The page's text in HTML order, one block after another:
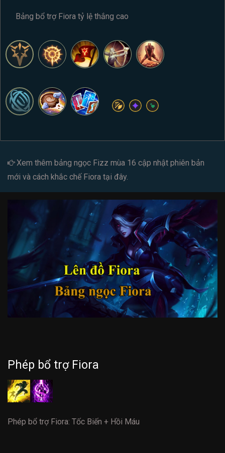
Bảng bổ trợ Fiora tỷ lệ thắng cao
Xem thêm bảng ngọc Fizz mùa 16 cập nhật phiên bản
mới và cách khắc chế Fiora tại đây.
Phép bổ trợ Fiora
Phép bổ trợ Fiora: Tốc Biến + Hồi Máu